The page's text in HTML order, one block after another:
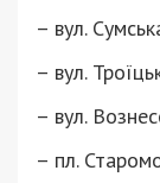
– вул.
– вул.
– вул.
– пл.